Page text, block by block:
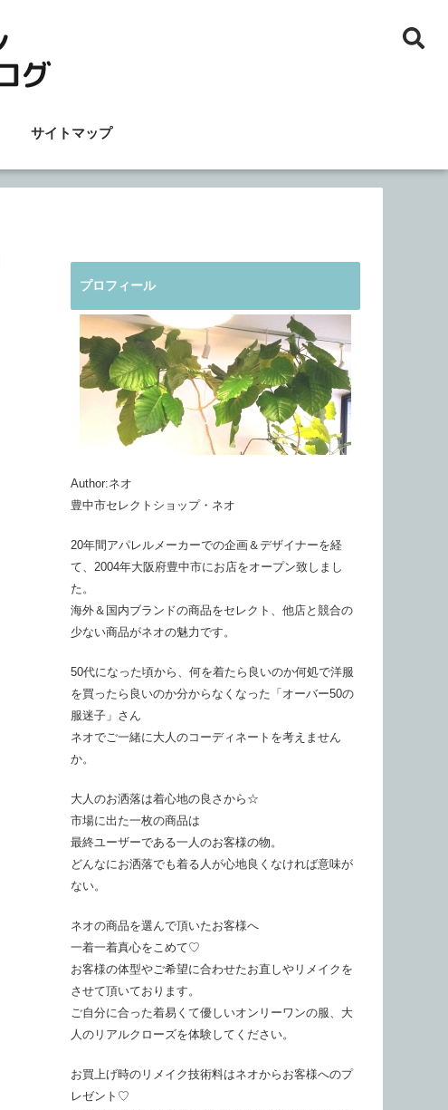
サイトマップ
プロフィール
Author:ネオ
豊中市セレクトショップ・ネオ
20年間アパレルメーカーでの企画＆デザイナーを経
て、2004年大阪府豊中市にお店をオープン致しまし
た。
海外＆国内ブランドの商品をセレクト、他店と競合の
少ない商品がネオの魅力です。
50代になった頃から、何を着たら良いのか何処で洋服
を買ったら良いのか分からなくなった「オーバー50の
服迷子」さん
ネオでご一緒に大人のコーディネートを考えません
か。
大人のお洒落は着心地の良さから☆
市場に出た一枚の商品は
最終ユーザーである一人のお客様の物。
どんなにお洒落でも着る人が心地良くなければ意味が
ない。
ネオの商品を選んで頂いたお客様へ
一着一着真心をこめて♡
お客様の体型やご希望に合わせたお直しやリメイクを
させて頂いております。
ご自分に合った着易くて優しいオンリーワンの服、大
人のリアルクローズを体験してください。
お買上げ時のリメイク技術料はネオからお客様へのプ
レゼント♡